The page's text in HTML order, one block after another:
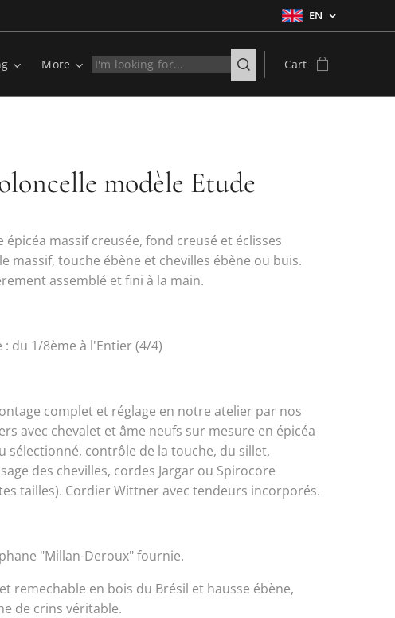
EN
More Cart
modèle Etude
épicéa massif creusée, fond creusé et éclisses
massif, touche ébène et chevilles ébène ou buis.
assemblé et fini à la main.
: du 1/8ème à l'Entier (4/4)
complet et réglage en notre atelier par nos
avec chevalet et âme neufs sur mesure en épicéa
sélectionné, contrôle de la touche, du sillet,
des chevilles, cordes Jargar ou Spirocore
tailles). Cordier Wittner avec tendeurs incorporés.
"Millan-Deroux" fournie.
remechable en bois du Brésil et hausse ébène,
de crins véritable.